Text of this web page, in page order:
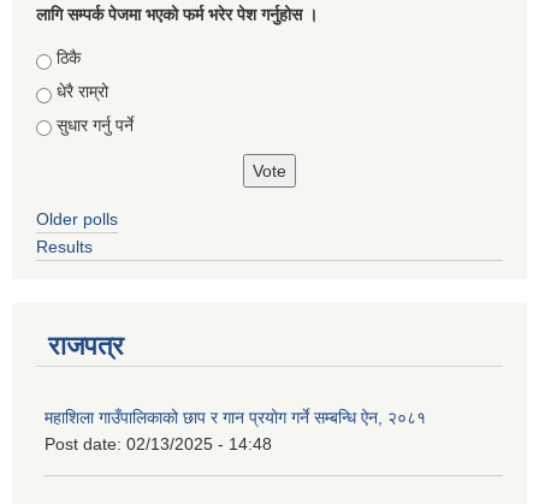
लागि सम्पर्क पेजमा भएको फर्म भरेर पेश गर्नुहोस ।
Choices
ठिकै
धेरै राम्रो
सुधार गर्नु पर्ने
Older polls
Results
राजपत्र
महाशिला गाउँपालिकाको छाप र गान प्रयोग गर्ने सम्बन्धि ऐन, २०८१
Post date: 02/13/2025 - 14:48